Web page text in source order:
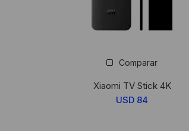
Comparar
Xiaomi TV Stick 4K
USD 84